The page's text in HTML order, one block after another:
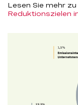
Lesen Sie mehr
Reduktionszielen